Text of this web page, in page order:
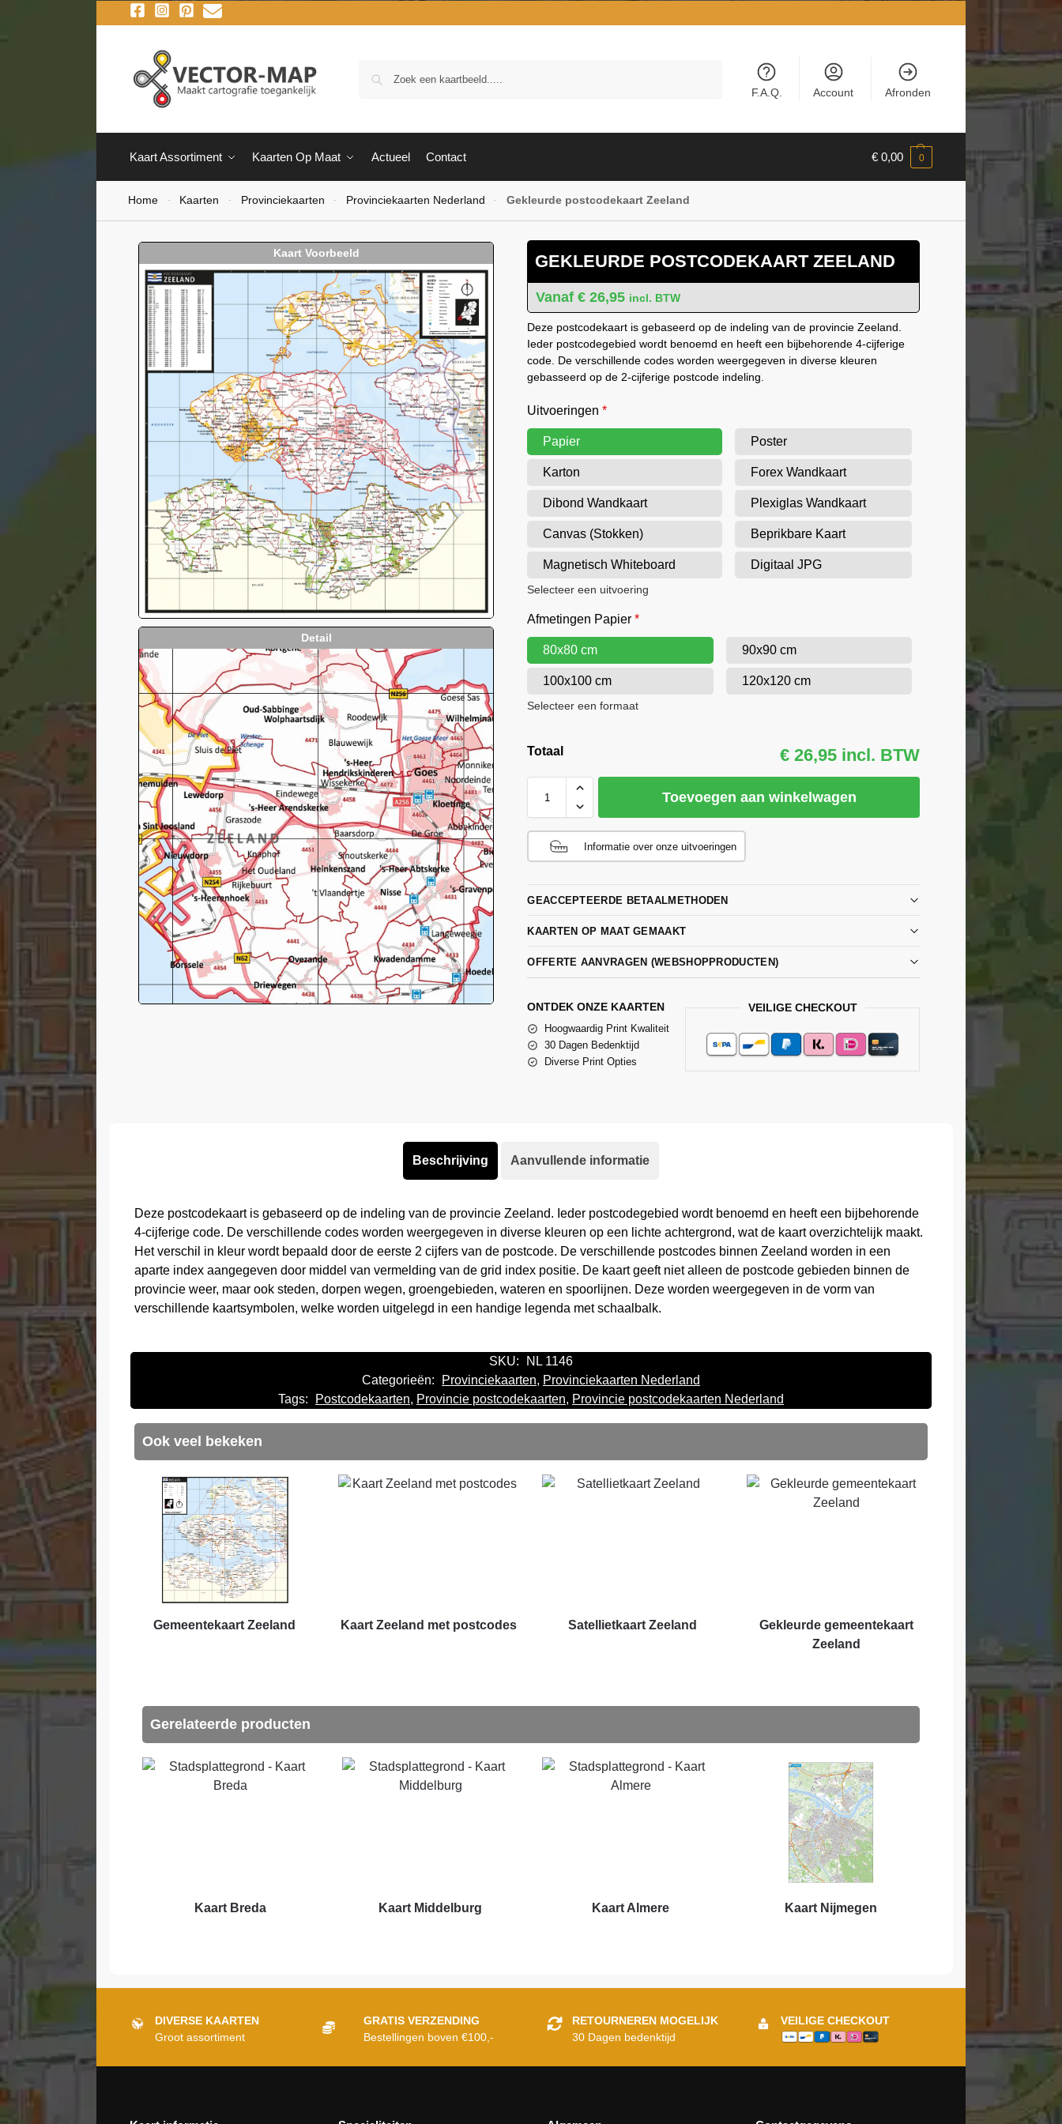
F.A.Q. Account Afronden
Kaart Assortiment Kaarten Op Maat Actueel Contact € 0,00 0
Home - Kaarten - Provinciekaarten - Provinciekaarten Nederland - Gekleurde postcodekaart Zeeland
GEKLEURDE POSTCODEKAART ZEELAND
€ 26,95 incl. BTW
Deze postcodekaart is gebaseerd op de indeling van de provincie Zeeland.
Ieder postcodegebied wordt benoemd en heeft een bijbehorende 4-cijferige
code. De verschillende codes worden weergegeven in diverse kleuren
gebasseerd op de 2-cijferige postcode indeling.
Uitvoeringen *
Papier Poster
Karton Forex Wandkaart
Dibond Wandkaart Plexiglas Wandkaart
Canvas (Stokken) Beprikbare Kaart
Magnetisch Whiteboard Digitaal JPG
Selecteer een uitvoering
Afmetingen Papier *
80x80 cm 90x90 cm
100x100 cm 120x120 cm
Selecteer een formaat
Totaal € 26,95 incl. BTW
Toevoegen aan winkelwagen
Informatie over onze uitvoeringen
GEACCEPTEERDE BETAALMETHODEN
KAARTEN OP MAAT GEMAAKT
OFFERTE AANVRAGEN (WEBSHOPPRODUCTEN)
ONTDEK ONZE KAARTEN
Hoogwaardig Print Kwaliteit
30 Dagen Bedenktijd
Diverse Print Opties
VEILIGE CHECKOUT
Beschrijving Aanvullende informatie
Deze postcodekaart is gebaseerd op de indeling van de provincie Zeeland. Ieder postcodegebied wordt benoemd en heeft een bijbehorende
4-cijferige code. De verschillende codes worden weergegeven in diverse kleuren op een lichte achtergrond, wat de kaart overzichtelijk maakt.
Het verschil in kleur wordt bepaald door de eerste 2 cijfers van de postcode. De verschillende postcodes binnen Zeeland worden in een
aparte index aangegeven door middel van vermelding van de grid index positie. De kaart geeft niet alleen de postcode gebieden binnen de
provincie weer, maar ook steden, dorpen wegen, groengebieden, wateren en spoorlijnen. Deze worden weergegeven in de vorm van
verschillende kaartsymbolen, welke worden uitgelegd in een handige legenda met schaalbalk.
SKU:
NL 1146
Categorieën:
Provinciekaarten, Provinciekaarten Nederland
Tags:
Postcodekaarten, Provincie postcodekaarten, Provincie postcodekaarten Nederland
Ook veel bekeken
Gemeentekaart Zeeland Kaart Zeeland met postcodes Satellietkaart Zeeland
Gekleurde gemeentekaart
Zeeland
Gerelateerde producten
Kaart Breda Kaart Middelburg Kaart Almere Kaart Nijmegen
DIVERSE KAARTEN
Groot assortiment
GRATIS VERZENDING
Bestellingen boven €100,-
RETOURNEREN MOGELIJK
30 Dagen bedenktijd
VEILIGE CHECKOUT